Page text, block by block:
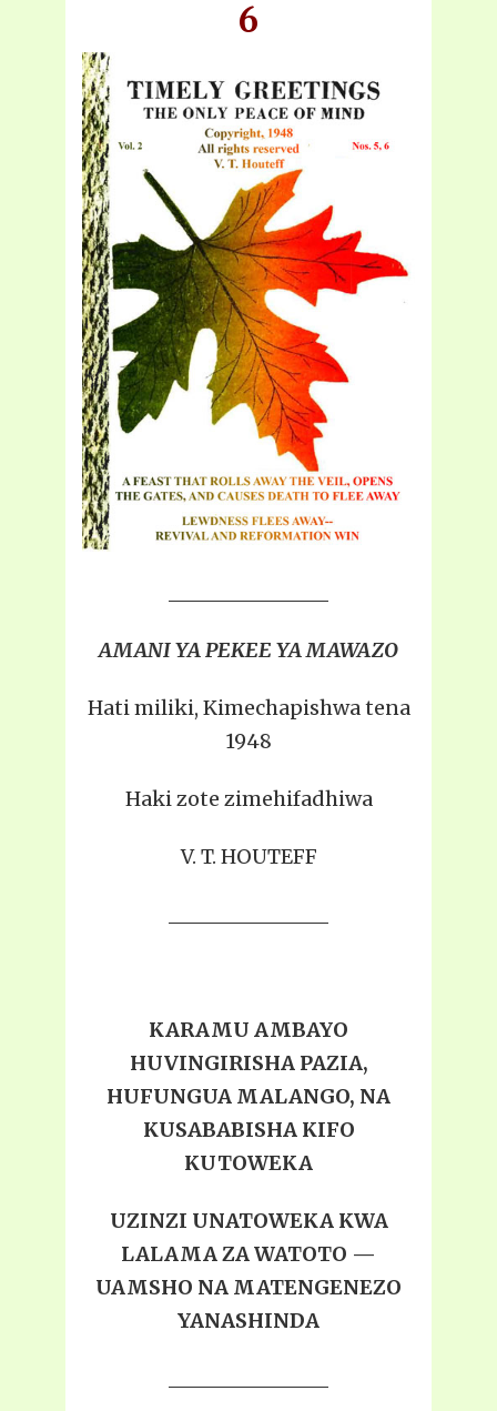
6
AMANI YA PEKEE YA MAWAZO
Hati miliki, Kimechapishwa tena
1948
Haki zote zimehifadhiwa
V. T. HOUTEFF
KARAMU AMBAYO
HUVINGIRISHA PAZIA,
HUFUNGUA MALANGO, NA
KUSABABISHA KIFO
KUTOWEKA
UZINZI UNATOWEKA KWA
LALAMA ZA WATOTO —
UAMSHO NA MATENGENEZO
YANASHINDA